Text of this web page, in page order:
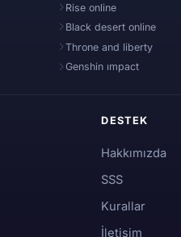
Rise online
Black desert online
Throne and liberty
Genshin ımpact
DESTEK
Hakkımızda
SSS
Kurallar
İletişim